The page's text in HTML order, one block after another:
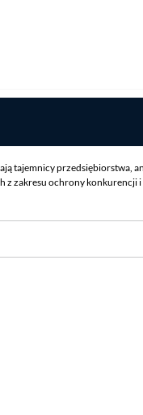
tajemnicy
zakresu ochrony